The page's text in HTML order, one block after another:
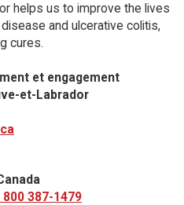
helps us to improve the lives
and ulcerative colitis,
cures.
et engagement
et-Labrador
800 387-1479